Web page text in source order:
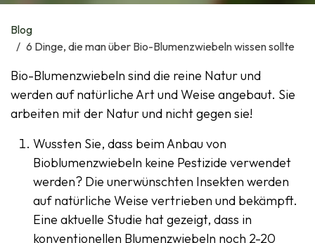
Blog
6 Dinge, die man über Bio-Blumenzwiebeln wissen sollte
Bio-Blumenzwiebeln sind die reine Natur und
werden auf natürliche Art und Weise angebaut. Sie
arbeiten mit der Natur und nicht gegen sie!
Wussten Sie, dass beim Anbau von
Bioblumenzwiebeln keine Pestizide verwendet
werden? Die unerwünschten Insekten werden
auf natürliche Weise vertrieben und bekämpft.
Eine aktuelle Studie hat gezeigt, dass in
konventionellen Blumenzwiebeln noch 2-20